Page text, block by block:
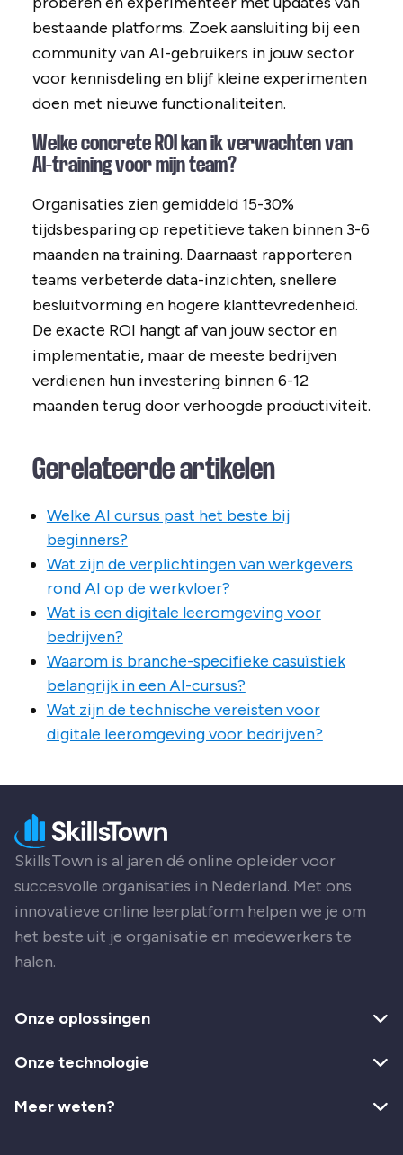
bestaande platforms. Zoek aansluiting bij een
community van AI-gebruikers in jouw sector
voor kennisdeling en blijf kleine experimenten
doen met nieuwe functionaliteiten.
Welke concrete ROI kan ik verwachten van
AI-training voor mijn team?
Organisaties zien gemiddeld 15-30%
tijdsbesparing op repetitieve taken binnen 3-6
maanden na training. Daarnaast rapporteren
teams verbeterde data-inzichten, snellere
besluitvorming en hogere klanttevredenheid.
De exacte ROI hangt af van jouw sector en
implementatie, maar de meeste bedrijven
verdienen hun investering binnen 6-12
maanden terug door verhoogde productiviteit.
Gerelateerde artikelen
Welke AI cursus past het beste bij
beginners?
Wat zijn de verplichtingen van werkgevers
rond AI op de werkvloer?
Wat is een digitale leeromgeving voor
bedrijven?
Waarom is branche-specifieke casuïstiek
belangrijk in een AI-cursus?
Wat zijn de technische vereisten voor
digitale leeromgeving voor bedrijven?
SkillsTown is al jaren dé online opleider voor
succesvolle organisaties in Nederland. Met ons
innovatieve online leerplatform helpen we je om
het beste uit je organisatie en medewerkers te
halen.
Onze oplossingen
Onze technologie
Meer weten?